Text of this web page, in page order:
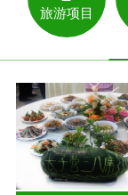
旅游项目